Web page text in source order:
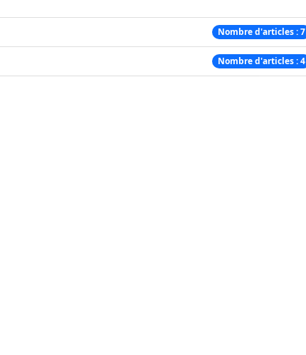
Nombre d'articles : 7
Nombre d'articles : 4